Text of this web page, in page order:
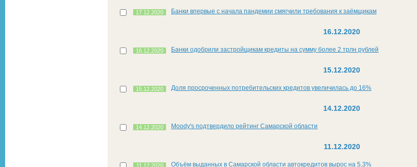
17.12.2020 Банки впервые с начала пандемии смягчили требования к заёмщикам
16.12.2020
16.12.2020 Банки одобрили застройщикам кредиты на сумму более 2 трлн рублей
15.12.2020
15.12.2020 Доля просроченных потребительских кредитов увеличилась до 16%
14.12.2020
14.12.2020 Moody's подтвердило рейтинг Самарской области
11.12.2020
11.12.2020 Объём выданных в Самарской области автокредитов вырос на 5,3%